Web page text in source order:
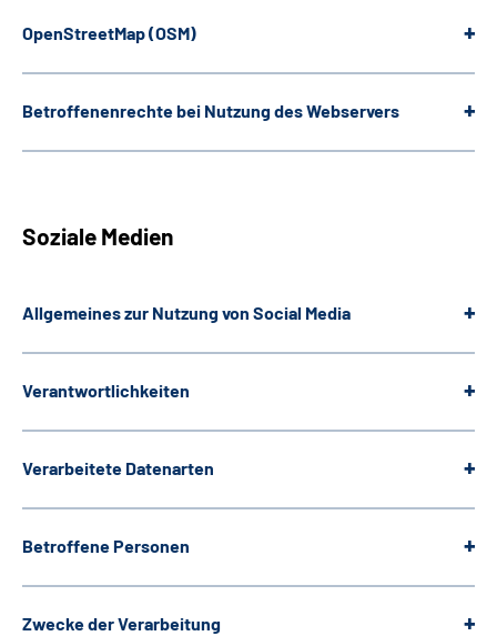
OpenStreetMap(OSM)
Betroffenenrechte bei Nutzung des Webservers
Soziale Medien
Allgemeines zur Nutzung von Social Media
Verantwortlichkeiten
Verarbeitete Datenarten
Betroffene Personen
Zwecke der Verarbeitung